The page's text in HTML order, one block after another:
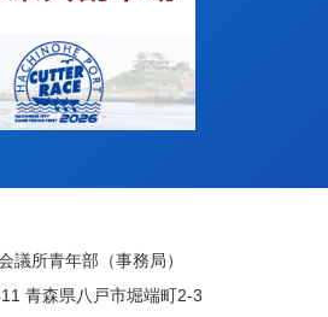
議所青年部（事務局）
青森県八戸市堀端町2-3